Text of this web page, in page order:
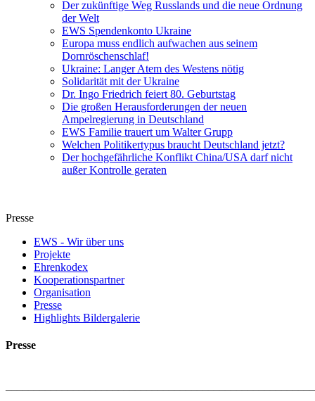
Der zukünftige Weg Russlands und die neue Ordnung
der Welt
EWS Spendenkonto Ukraine
Europa muss endlich aufwachen aus seinem
Dornröschenschlaf!
Ukraine: Langer Atem des Westens nötig
Solidarität mit der Ukraine
Dr. Ingo Friedrich feiert 80. Geburtstag
Die großen Herausforderungen der neuen
Ampelregierung in Deutschland
EWS Familie trauert um Walter Grupp
Welchen Politikertypus braucht Deutschland jetzt?
Der hochgefährliche Konflikt China/USA darf nicht
außer Kontrolle geraten
Presse
EWS - Wir über uns
Projekte
Ehrenkodex
Kooperationspartner
Organisation
Presse
Highlights Bildergalerie
Presse